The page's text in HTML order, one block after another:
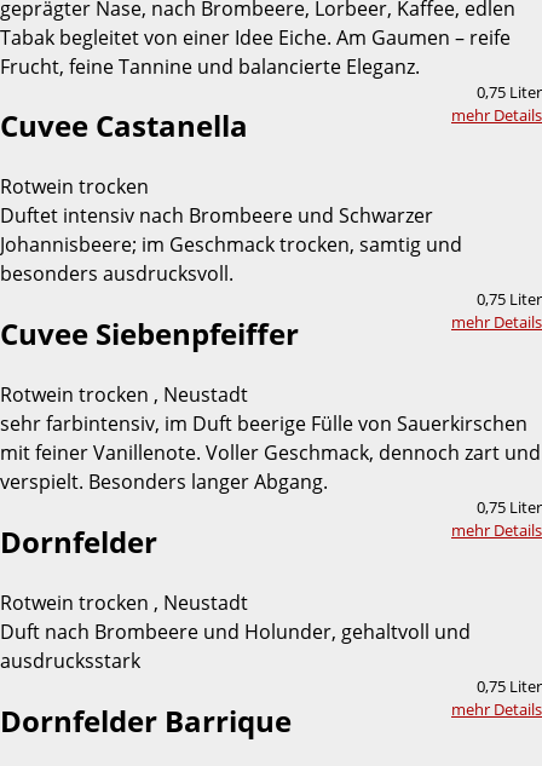
geprägter Nase, nach Brombeere, Lorbeer, Kaffee, edlen
Tabak begleitet von einer Idee Eiche. Am Gaumen – reife
Frucht, feine Tannine und balancierte Eleganz.
0,75 Liter
mehr Details
Cuvee Castanella
Rotwein trocken
Duftet intensiv nach Brombeere und Schwarzer
Johannisbeere; im Geschmack trocken, samtig und
besonders ausdrucksvoll.
0,75 Liter
mehr Details
Cuvee Siebenpfeiffer
Rotwein trocken , Neustadt
sehr farbintensiv, im Duft beerige Fülle von Sauerkirschen
mit feiner Vanillenote. Voller Geschmack, dennoch zart und
verspielt. Besonders langer Abgang.
0,75 Liter
mehr Details
Dornfelder
Rotwein trocken , Neustadt
Duft nach Brombeere und Holunder, gehaltvoll und
ausdrucksstark
0,75 Liter
mehr Details
Dornfelder Barrique